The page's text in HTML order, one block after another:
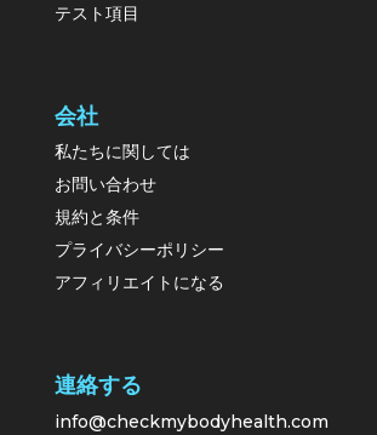
テスト項目
会社
私たちに関しては
お問い合わせ
規約と条件
プライバシーポリシー
アフィリエイトになる
連絡する
info@checkmybodyhealth.com